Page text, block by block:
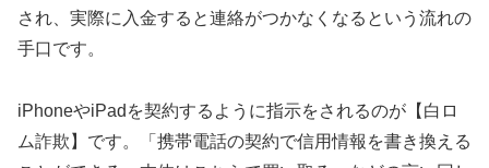
され、実際に入金すると連絡がつかなくなるという流れの
手口です。
iPhoneやiPadを契約するように指示をされるのが【白ロ
ム詐欺】です。「携帯電話の契約で信用情報を書き換える